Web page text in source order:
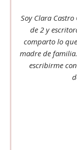
Soy Clara
de 2 y
comparto lo
madre de
escribirme